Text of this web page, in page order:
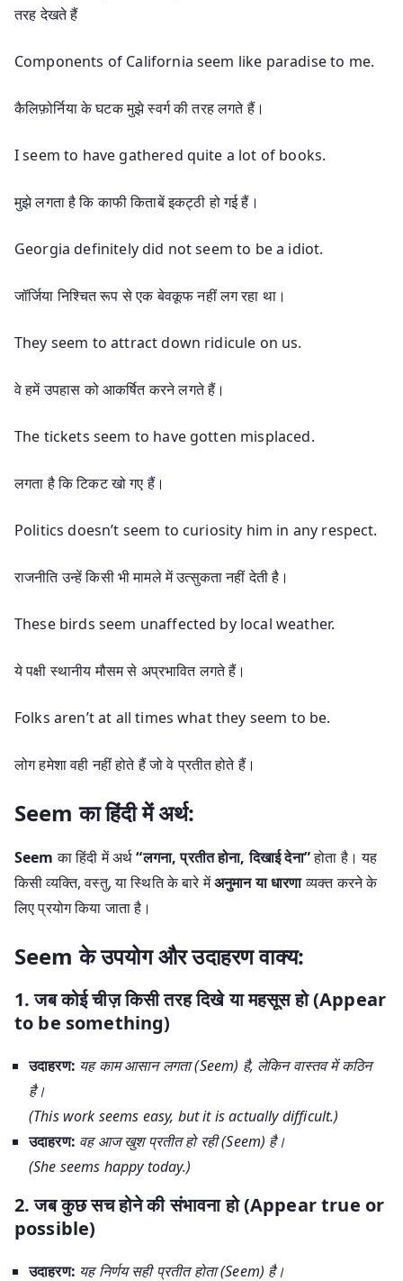
तरह देखते हैं
Components of California seem like paradise to me.
कैलिफ़ोर्निया के घटक मुझे स्वर्ग की तरह लगते हैं।
I seem to have gathered quite a lot of books.
मुझे लगता है कि काफी किताबें इकट्ठी हो गई हैं।
Georgia definitely did not seem to be a idiot.
जॉर्जिया निश्चित रूप से एक बेवकूफ नहीं लग रहा था।
They seem to attract down ridicule on us.
वे हमें उपहास को आकर्षित करने लगते हैं।
The tickets seem to have gotten misplaced.
लगता है कि टिकट खो गए हैं।
Politics doesn’t seem to curiosity him in any respect.
राजनीति उन्हें किसी भी मामले में उत्सुकता नहीं देती है।
These birds seem unaffected by local weather.
ये पक्षी स्थानीय मौसम से अप्रभावित लगते हैं।
Folks aren’t at all times what they seem to be.
लोग हमेशा वही नहीं होते हैं जो वे प्रतीत होते हैं।
Seem का हिंदी में अर्थ:
Seem का हिंदी में अर्थ“लगना, प्रतीत होना, दिखाई देना”होता है। यह
किसी व्यक्ति, वस्तु, या स्थिति के बारे मेंअनुमान या धारणाव्यक्त करने के
लिए प्रयोग किया जाता है।
Seem के उपयोग और उदाहरण वाक्य:
1. जब कोई चीज़ किसी तरह दिखे या महसूस हो (Appear
to be something)
उदाहरण: यह काम आसान लगता (Seem) है, लेकिन वास्तव में कठिन
है।
(This work seems easy, but it is actually difficult.)
उदाहरण: वह आज खुश प्रतीत हो रही (Seem) है।
(She seems happy today.)
2. जब कुछ सच होने की संभावना हो (Appear true or
possible)
उदाहरण: यह निर्णय सही प्रतीत होता (Seem) है।